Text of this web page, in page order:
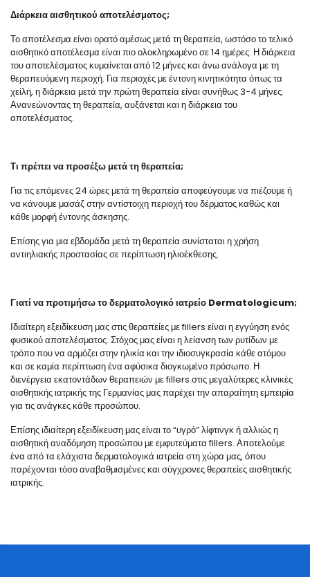
Διάρκεια αισθητικού αποτελέσματος;
Το αποτέλεσμα είναι ορατό αμέσως μετά τη θεραπεία, ωστόσο το τελικό
αισθητικό αποτέλεσμα είναι πιο ολοκληρωμένο σε 14 ημέρες. Η διάρκεια
του αποτελέσματος κυμαίνεται από 12 μήνες και άνω ανάλογα με τη
θεραπευόμενη περιοχή. Για περιοχές με έντονη κινητικότητα όπως τα
χείλη, η διάρκεια μετά την πρώτη θεραπεία είναι συνήθως 3-4 μήνες.
Ανανεώνοντας τη θεραπεία, αυξάνεται και η διάρκεια του
αποτελέσματος.
Τι πρέπει να προσέξω μετά τη θεραπεία;
Για τις επόμενες 24 ώρες μετά τη θεραπεία αποφεύγουμε να πιέζουμε ή
να κάνουμε μασάζ στην αντίστοιχη περιοχή του δέρματος καθώς και
κάθε μορφή έντονης άσκησης.
Επίσης για μια εβδομάδα μετά τη θεραπεία συνίσταται η χρήση
αντιηλιακής προστασίας σε περίπτωση ηλιοέκθεσης.
Γιατί να προτιμήσω το δερματολογικό ιατρείο Dermatologicum;
Ιδιαίτερη εξειδίκευση μας στις θεραπείες με fillers είναι η εγγύηση ενός
φυσικού αποτελέσματος. Στόχος μας είναι η λείανση των ρυτίδων με
τρόπο που να αρμόζει στην ηλικία και την ιδιοσυγκρασία κάθε ατόμου
και σε καμία περίπτωση ένα αφύσικα διογκωμένο πρόσωπο. Η
διενέργεια εκατοντάδων θεραπειών με fillers στις μεγαλύτερες κλινικές
αισθητικής ιατρικής της Γερμανίας μας παρέχει την απαραίτητη εμπειρία
για τις ανάγκες κάθε προσώπου.
Επίσης ιδιαίτερη εξειδίκευση μας είναι το “υγρό” λίφτινγκ ή αλλιώς η
αισθητική αναδόμηση προσώπου με εμφυτεύματα fillers. Αποτελούμε
ένα από τα ελάχιστα δερματολογικά ιατρεία στη χώρα μας, όπου
παρέχονται τόσο αναβαθμισμένες και σύγχρονες θεραπείες αισθητικής
ιατρικής.